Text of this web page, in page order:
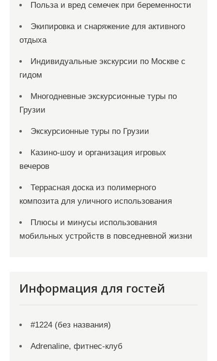
Польза и вред семечек при беременности
Экипировка и снаряжение для активного
отдыха
Индивидуальные экскурсии по Москве с
гидом
Многодневные экскурсионные туры по
Грузии
Экскурсионные туры по Грузии
Казино-шоу и организация игровых
вечеров
Террасная доска из полимерного
композита для уличного использования
Плюсы и минусы использования
мобильных устройств в повседневной жизни
Информация для гостей
#1224 (без названия)
Adrenaline, фитнес-клуб